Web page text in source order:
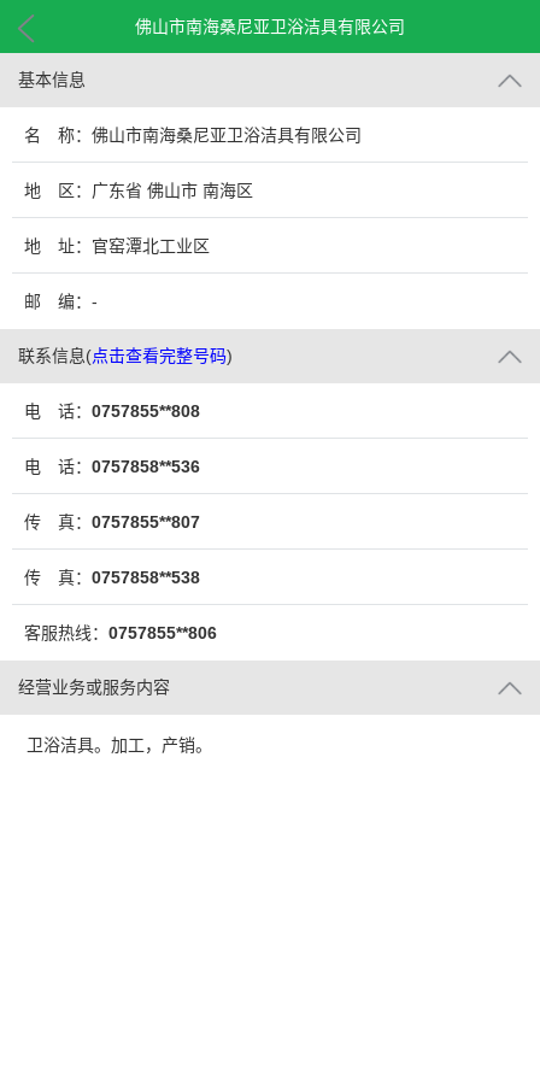
佛山市南海桑尼亚卫浴洁具有限公司
基本信息
名 称：佛山市南海桑尼亚卫浴洁具有限公司
地 区：广东省 佛山市 南海区
地 址：官窑潭北工业区
邮 编：-
联系信息(点击查看完整号码)
电 话： 0757855**808
电 话： 0757858**536
传 真： 0757855**807
传 真： 0757858**538
客服热线： 0757855**806
经营业务或服务内容
卫浴洁具。加工，产销。